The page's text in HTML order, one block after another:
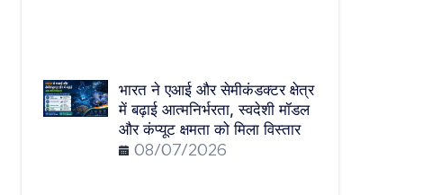
भारत ने एआई और सेमीकंडक्टर क्षेत्र
में बढ़ाई आत्मनिर्भरता, स्वदेशी मॉडल
और कंप्यूट क्षमता को मिला विस्तार
08/07/2026